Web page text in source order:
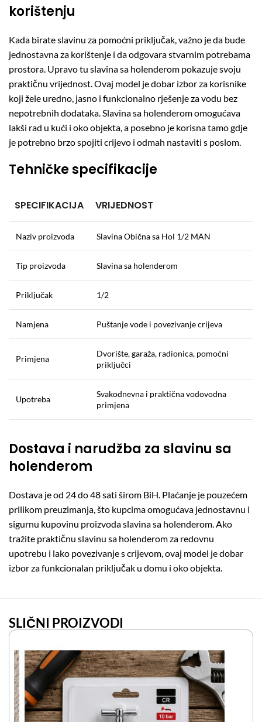
korištenju
Kada birate slavinu za pomoćni priključak, važno je da bude
jednostavna za korištenje i da odgovara stvarnim potrebama
prostora. Upravo tu slavina sa holenderom pokazuje svoju
praktičnu vrijednost. Ovaj model je dobar izbor za korisnike
koji žele uredno, jasno i funkcionalno rješenje za vodu bez
nepotrebnih dodataka. Slavina sa holenderom omogućava
lakši rad u kući i oko objekta, a posebno je korisna tamo gdje
je potrebno brzo spojiti crijevo i odmah nastaviti s poslom.
Tehničke specifikacije
SPECIFIKACIJA VRIJEDNOST
Naziv proizvoda Slavina Obična sa Hol 1/2 MAN
Tip proizvoda Slavina sa holenderom
Priključak 1/2
Namjena Puštanje vode i povezivanje crijeva
Primjena
Dvorište, garaža, radionica, pomoćni
priključci
Upotreba
Svakodnevna i praktična vodovodna
primjena
Dostava i narudžba za slavinu sa
holenderom
Dostava je od 24 do 48 sati širom BiH. Plaćanje je pouzećem
prilikom preuzimanja, što kupcima omogućava jednostavnu i
sigurnu kupovinu proizvoda slavina sa holenderom. Ako
tražite praktičnu slavinu sa holenderom za redovnu
upotrebu i lako povezivanje s crijevom, ovaj model je dobar
izbor za funkcionalan priključak u domu i oko objekta.
SLIČNI PROIZVODI